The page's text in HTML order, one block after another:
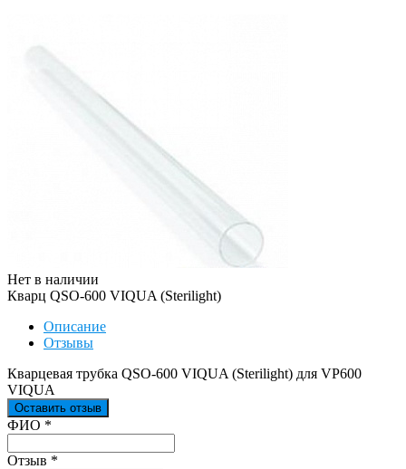
Нет в наличии
Кварц QSO-600 VIQUA (Sterilight)
Описание
Отзывы
Кварцевая трубка QSO-600 VIQUA (Sterilight) для VP600
VIQUA
Оставить отзыв
Ваш отзыв был отправлен!
ФИО *
Отзыв *